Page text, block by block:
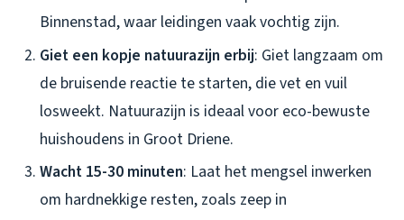
Binnenstad, waar leidingen vaak vochtig zijn.
Giet een kopje natuurazijn erbij: Giet langzaam om
de bruisende reactie te starten, die vet en vuil
losweekt. Natuurazijn is ideaal voor eco-bewuste
huishoudens in Groot Driene.
Wacht 15-30 minuten: Laat het mengsel inwerken
om hardnekkige resten, zoals zeep in